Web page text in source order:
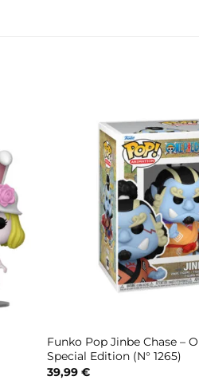
Funko Pop Jinbe Chase –
Special Edition (N° 1265)
39,99 €